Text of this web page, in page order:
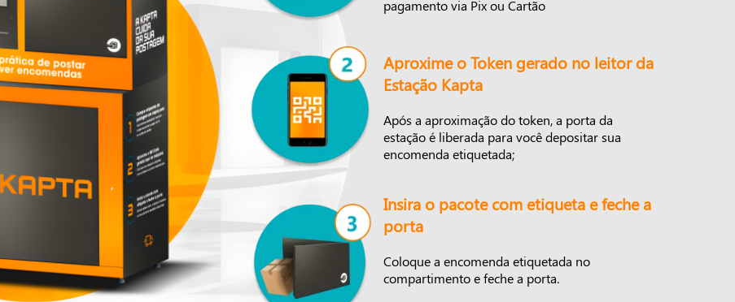
pagamento via Pix ou Cartão
Aproxime o Token gerado no leitor da
Estação Kapta
Após a aproximação do token, a porta da
estação é liberada para você depositar sua
encomenda etiquetada;
Insira o pacote com etiqueta e feche a
porta
Coloque a encomenda etiquetada no
compartimento e feche a porta.